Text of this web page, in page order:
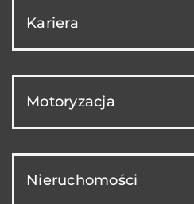
Kariera
Motoryzacja
Nieruchomości